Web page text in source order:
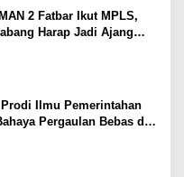
2 Fatbar Ikut MPLS,
Harap Jadi Ajang
Ilmu Pemerintahan
Pergaulan Bebas di